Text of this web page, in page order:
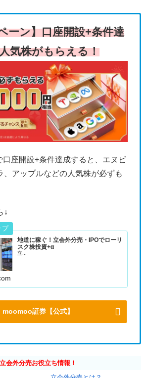
ーン】口座開設+条件達
気株がもらえる！
口座開設+条件達成すると、エヌビ
、アップルなどの人気株が必ずも
↓
地道に稼ぐ！立会外分売・IPOでローリ
スク株投資+α
立...
moomoo証券【公式】
立会外分売お役立ち情報！